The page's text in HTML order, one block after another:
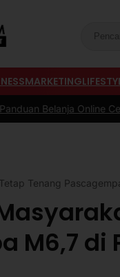
MARKETING
Cerdas: Pilih
Tenang
M6,7 di